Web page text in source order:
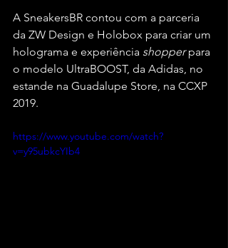
A SneakersBR contou com a parceria
da ZW Design e Holobox para criar um
holograma e experiência shopper para
o modelo UltraBOOST, da Adidas, no
estande na Guadalupe Store, na CCXP
2019.
https://www.youtube.com/watch?
v=y95ubkcYIb4